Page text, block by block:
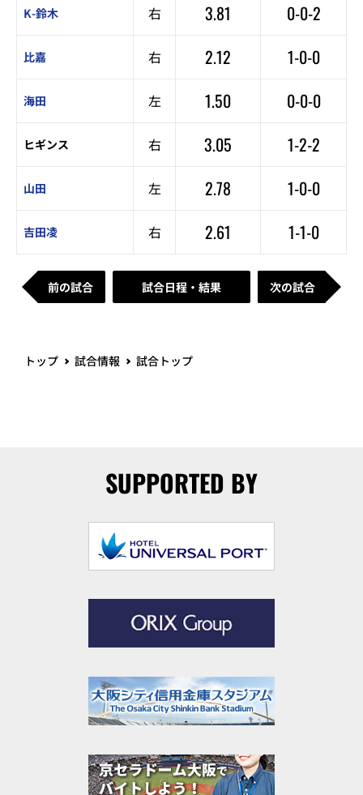
K-鈴木 右 3.81 0-0-2
比嘉 右 2.12 1-0-0
海田 左 1.50 0-0-0
ヒギンス 右 3.05 1-2-2
山田 左 2.78 1-0-0
吉田凌 右 2.61 1-1-0
前の試合 試合日程・結果 次の試合
トップ 試合情報 試合トップ
SUPPORTED BY